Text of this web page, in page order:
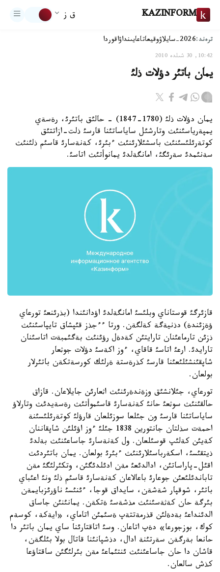
KAZINFORM ق ز
ترەند:2026-سايلاۋ وقيعاتاعايىنداۋاقوردا
10:42, 30 شىلدە 2010
يمان باتئر دؤلات ذلئ
يمان دؤلات ذلئ (1780-1847) - حالئق باتئرئ، رةسةي
يمپةرياسئنئث وتارشئل ساياساتئنا قارسئ ذلت-ازاتتئق
كوتةرئلئسئنئث باسشئلارئنئث ءبئرئ، كةنةسارئ قاسئم ذلئنئث
سةنئمدئ سةرئگئ، امانگةلدئ يمانوأتئث اتاسئ.
قازئرگئ قوستاناي وبلئسئ امانگةلدئ اؤدانئندا (بذرئنعئ تورعاي
ؤةزئندة) دذنيةگة كةلگةن. ورتا ءءجذز قئپشاق تايپاسئنئث
ذزئن تارماعئنان تارايتئن كةدةل رؤئنئث بةگئمبةت اتاسئنان
تارايدئ. ارعئ اتاسئ قاقاي، ءوز اكةسئ دؤلات جوثعار
شاپقئنشئلئعئنا قارسئ كذرةستة ةرلئك كورسةتكةن باتئرلار
بولعان.
تورعاي، جئلانشئق وزةندةرئنئث اثعارئن جايلاعان. قازاق
حالقئنئث سوثعئ حانئ كةنةسارئ قاسئموأتئث رةسةيدئث وتارلاؤ
ساياساتئنا قارسئ ون جئلعا سوزئلعان قارؤلئ كوتةرئلئسئنة
احمةت سذلتان جانتورين 1838 جئلئ ءوز اؤئلئن شاپقاننان
كةيئن كةلئپ قوسئلعان. ول كةنةسارئ جاساعئنئث بةلدئ
ذيتقئسئ، اسكةرباسئلارئنئث ءبئرئ بولعان. يمان باتئردئث
اقئل-پاراساتئن، ادالدئعئ مةن ادئلدئگئن، وتكئرلئگئ مةن
تاباندئلئعئن جوعارئ باعالاعان كةنةسارئ قاسئم ذلئ ونئ اعئباي
باتئر، شوقپار شةشةن، سايداق قوجا، ءئنئسئ ناؤرئزبايمةن
بئرگة حان كةثةسئنئث مذشةسئ ةتكةن. يمانئنئن جاساق
الدئنداعئ بةدةلئن قذرمةتتةپ ةسئمئن اتاماي، «ايةكة، كوسةم
كوك، بوزجورعا» دةپ اتاعان. وسئ اتاقتارئنا ساي يمان باتئر دا
حانعا بةرگةن سةرتئنة ادال، دذشپانئنا قاتال بولا بئلگةن،
قاشان دا حان جاساعئنئث ئنتئماعئ مةن بئرلئگئن ساقتاؤعا
كذش سالعان.